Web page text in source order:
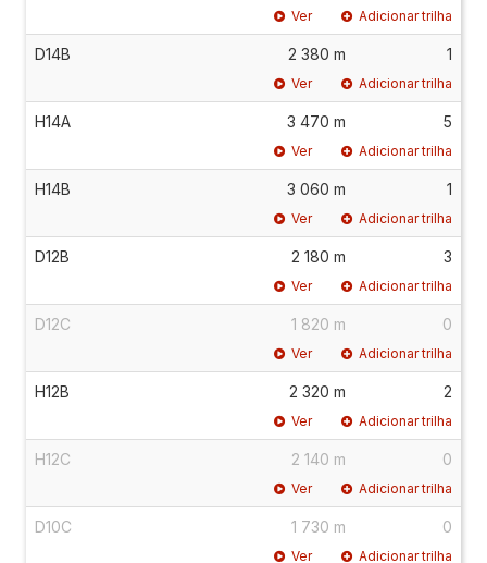
Ver Adicionar trilha
D14B 2 380 m 1
Ver Adicionar trilha
H14A 3 470 m 5
Ver Adicionar trilha
H14B 3 060 m 1
Ver Adicionar trilha
D12B 2 180 m 3
Ver Adicionar trilha
D12C 1 820 m 0
Ver Adicionar trilha
H12B 2 320 m 2
Ver Adicionar trilha
H12C 2 140 m 0
Ver Adicionar trilha
D10C 1 730 m 0
Ver Adicionar trilha